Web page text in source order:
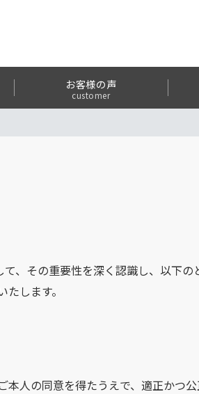
お客様の声
customer
、その重要性を深く認識し、以下
します。
人の同意を得たうえで、適正かつ